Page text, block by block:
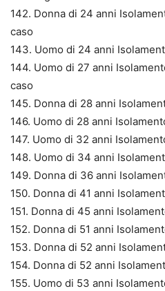
142. Donna di 24 anni
caso
143. Uomo di 24 anni
144. Uomo di 27 anni
caso
145. Donna di 28 anni
146. Uomo di 28 anni
147. Uomo di 32 anni
148. Uomo di 34 anni
149. Donna di 36 anni
150. Donna di 41 anni
151. Donna di 45 anni
152. Donna di 51 anni
153. Donna di 52 anni
154. Donna di 52 anni
155. Uomo di 53 anni